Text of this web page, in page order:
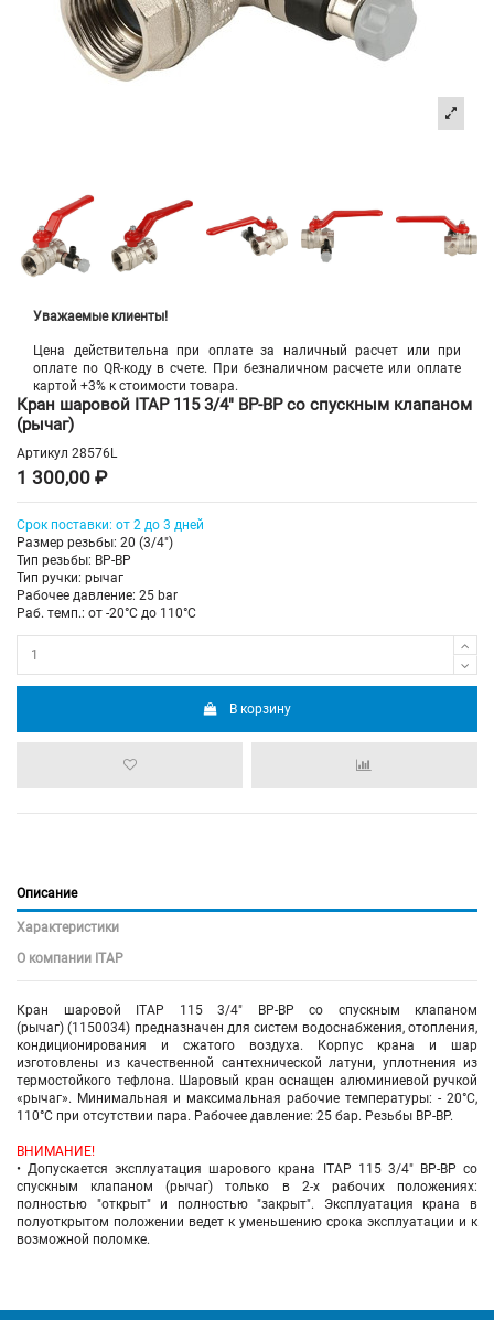
Уважаемые клиенты!
Цена действительна при оплате за наличный расчет или при
оплате по QR-коду в счете. При безналичном расчете или оплате
картой +3% к стоимости товара.
Кран шаровой ITAP 115 3/4" ВР-ВР со спускным клапаном
(рычаг)
Артикул 28576L
1 300,00 ₽
Срок поставки: от 2 до 3 дней
Размер резьбы: 20 (3/4")
Тип резьбы: ВР-ВР
Тип ручки: рычаг
Рабочее давление: 25 bar
Раб. темп.: от -20°C до 110°C
В корзину
Описание
Характеристики
О компании ITAP
Кран шаровой ITAP 115 3/4" ВР-ВР со спускным клапаном
(рычаг) (1150034) предназначен для систем водоснабжения, отопления,
кондиционирования и сжатого воздуха. Корпус крана и шар
изготовлены из качественной сантехнической латуни, уплотнения из
термостойкого тефлона. Шаровый кран оснащен алюминиевой ручкой
«рычаг». Минимальная и максимальная рабочие температуры: - 20°C,
110°C при отсутствии пара. Рабочее давление: 25 бар. Резьбы ВР-ВР.
ВНИМАНИЕ!
• Допускается эксплуатация шарового крана
ITAP 115 3/4" ВР-ВР со
спускным клапаном (рычаг) только в 2-х рабочих положениях:
полностью "открыт" и полностью "закрыт". Эксплуатация крана в
полуоткрытом положении ведет к уменьшению срока эксплуатации и к
возможной поломке.